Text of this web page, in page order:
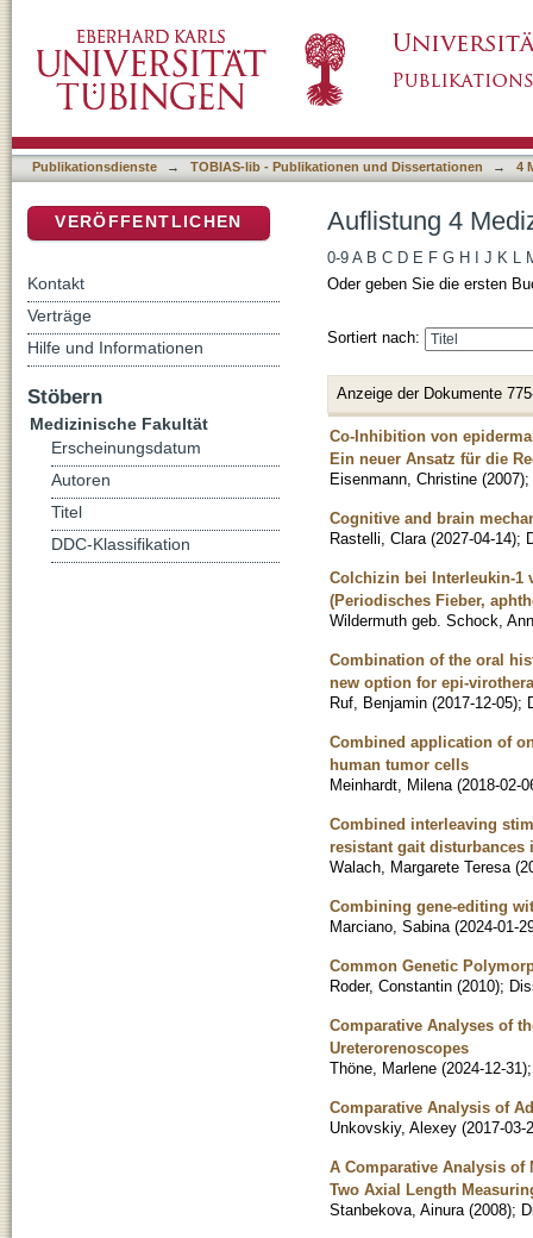
Publikationsdienste → TOBIAS-lib - Publikationen und Dissertationen → 4
Auflistung 4
0-9 A B C D E F G H J K L
Oder geben Sie die ersten
Sortiert nach:
Anzeige der Dokumente
Co-Inhibition von
Ein neuer Ansatz für die
Eisenmann, Christine (2007);
Cognitive and brain
Rastelli, Clara (2027-04-14);
Colchizin bei Interleukin-1
(Periodisches Fieber,
Wildermuth geb. Schock,
Combination of the oral
new option for epi-
Ruf, Benjamin (2017-12-05);
Combined application of
human tumor cells
Meinhardt, Milena (2018-02-
Combined interleaving
resistant gait disturbances
Walach, Margarete Teresa (
Combining gene-editing
Marciano, Sabina (2024-01-
Common Genetic
Roder, Constantin (2010);
Comparative Analyses of
Ureterorenoscopes
Thöne, Marlene (2024-12-31)
Comparative Analysis of
Unkovskiy, Alexey (2017-03-
A Comparative Analysis of
Two Axial Length
Stanbekova, Ainura (2008);
VERÖFFENTLICHEN
Kontakt
Verträge
Hilfe und Informationen
Stöbern
Medizinische Fakultät
Erscheinungsdatum
Autoren
Titel
DDC-Klassifikation